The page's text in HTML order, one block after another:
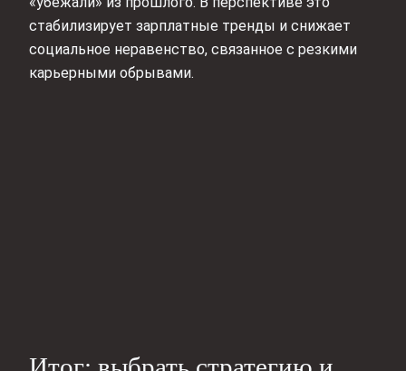
стабилизирует зарплатные тренды и снижает
социальное неравенство, связанное с резкими
карьерными обрывами.